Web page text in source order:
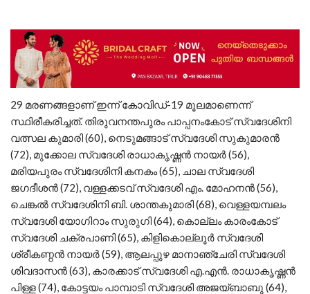
29 മരണങ്ങളാണ് ഇന്ന് കോവിഡ്-19 മൂലമാണെന്ന്
സ്ഥിരീകരിച്ചത്. തിരുവനന്തപുരം പാപ്പനംകോട് സ്വദേശിനി
വത്സല കുമാരി (60), നെടുമങ്ങാട് സ്വദേശി സുകുമാരന്‍
(72), മുക്കോല സ്വദേശി രാധാകൃഷ്ണന്‍ നായര്‍ (56),
മരിയപുരം സ്വദേശിനി കനകം (65), ചാല സ്വദേശി
ജഗദീശന്‍ (72), വള്ളക്കടവ് സ്വദേശി എം. മോഹനന്‍ (56),
ചെങ്കല്‍ സ്വദേശിനി ബി. ശാന്തകുമാരി (68), വെള്ളയമ്പലം
സ്വദേശി യോഗിറാം സുരുഗി (64), കൊല്ലം കാരംകോട്
സ്വദേശി ചക്രപാണി (65), കിളികൊല്ലൂര്‍ സ്വദേശി
ശ്രീകണ്ഠന്‍ നായര്‍ (59), ആലപ്പുഴ മാനാഞ്ചേരി സ്വദേശി
ശിവദാസന്‍ (63), കാരക്കാട് സ്വദേശി എ.എന്‍. രാധാകൃഷ്ണന്‍
പിള്ള (74), കോട്ടയം പാമ്പാടി സ്വദേശി അജയ്ബാബു (64),